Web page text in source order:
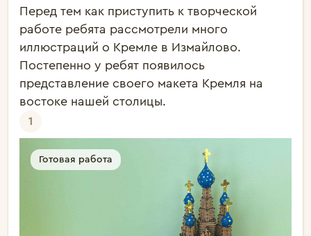
Перед тем как приступить к творческой
работе ребята рассмотрели много
иллюстраций о Кремле в Измайлово.
Постепенно у ребят появилось
представление своего макета Кремля на
1
Готовая работа